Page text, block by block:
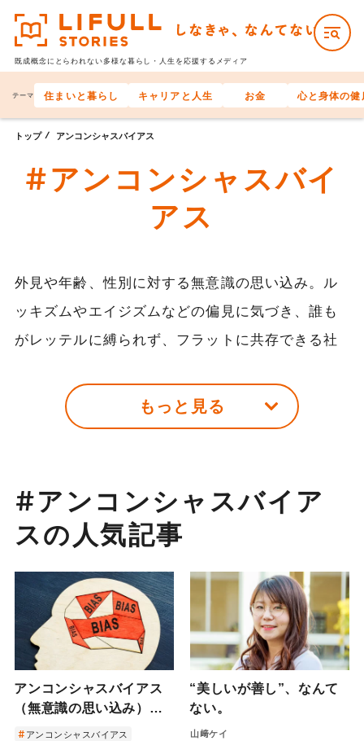
既成概念にとらわれない多様な暮らし・人生を応援するメディア
テーマ 住まいと暮らし キャリアと人生 お金 心と身体の健
トップ アンコンシャスバイアス
#アンコンシャスバイ
アス
外見や年齢、性別に対する無意識の思い込み。ル
ッキズムやエイジズムなどの偏見に気づき、誰も
がレッテルに縛られず、フラットに共存できる社
もっと見る
#アンコンシャスバイア
スの人気記事
アンコンシャスバイアス
（無意識の思い込み）と
アンコンシャスバイアス
“美しいが善し”、なんて
ない。
山﨑ケイ